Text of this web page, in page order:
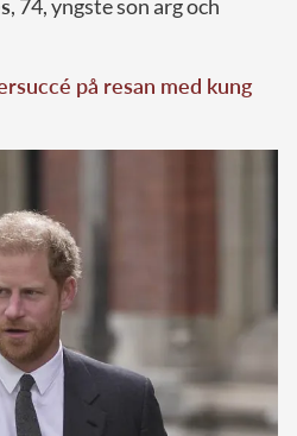
, 74, yngste son arg och
på resan med kung